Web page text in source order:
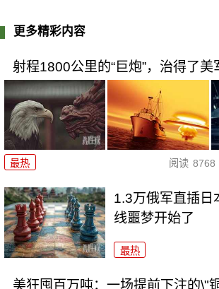
更多精彩内容
射程1800公里的“巨炮”，治得了美
最热 阅读 8768
1.3万俄军直插日
线噩梦开始了
最热
美狂囤百万吨：一场提前下注的\"